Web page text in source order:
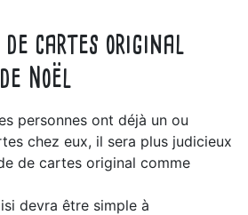
de cartes original
Noël
personnes ont déjà un ou
chez eux, il sera plus judicieux
de cartes original comme
devra être simple à